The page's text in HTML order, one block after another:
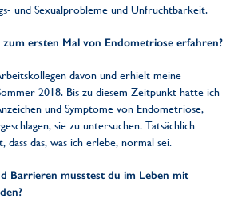
und Sexualprobleme und Unfruchtbarkeit.
ersten Mal von Endometriose erfahren?
davon und erhielt meine
2018. Bis zu diesem Zeitpunkt hatte ich
und Symptome von Endometriose,
sie zu untersuchen. Tatsächlich
das, was ich erlebe, normal sei.
Barrieren musstest du im Leben mit